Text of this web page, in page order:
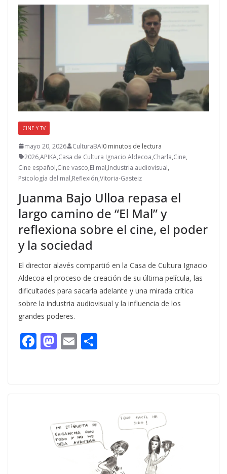
o o ar
ti
CINE Y TV
mayo 20, 2026 CulturaBAI0 minutos de lectura
2026,APIKA,Casa de Cultura Ignacio Aldecoa,Charla,Cine,
Cine español,Cine vasco,El mal,Industria audiovisual,
Psicología del mal,Reflexión,Vitoria-Gasteiz
Juanma Bajo Ulloa repasa el
largo camino de “El Mal” y
reflexiona sobre el cine, el poder
y la sociedad
El director alavés compartió en la Casa de Cultura Ignacio
Aldecoa el proceso de creación de su última película, las
dificultades para sacarla adelante y una mirada crítica
sobre la industria audiovisual y la influencia de los
grandes poderes.
F M
n
E
ti
r